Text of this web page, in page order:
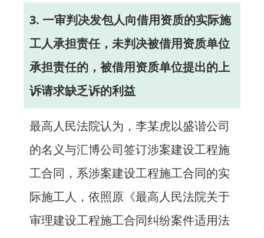
3. 一审判决发包人向借用资质的实际施
工人承担责任，未判决被借用资质单位
承担责任的，被借用资质单位提出的上
诉请求缺乏诉的利益
最高人民法院认为，李某虎以盛谐公司
的名义与汇博公司签订涉案建设工程施
工合同，系涉案建设工程施工合同的实
际施工人，依照原《最高人民法院关于
审理建设工程施工合同纠纷案件适用法